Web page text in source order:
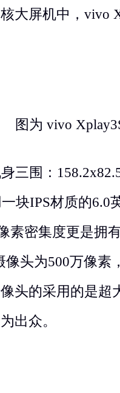
大屏机中，vivo
图为 vivo
三围 ：
块IPS材质的6.0
素密集度更是拥
像头为500万像素
头的采用的是超
出众。